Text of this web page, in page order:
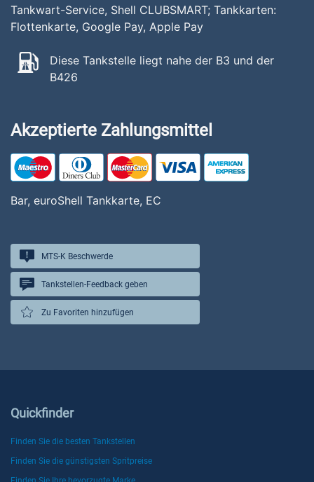
Tankwart-Service, Shell CLUBSMART; Tankkarten:
Flottenkarte, Google Pay, Apple Pay
Diese Tankstelle liegt nahe der B3 und der
B426
Akzeptierte Zahlungsmittel
Bar, euroShell Tankkarte, EC
MTS-K Beschwerde
Tankstellen-Feedback geben
Zu Favoriten hinzufügen
Quickfinder
Finden Sie die besten Tankstellen
Finden Sie die günstigsten Spritpreise